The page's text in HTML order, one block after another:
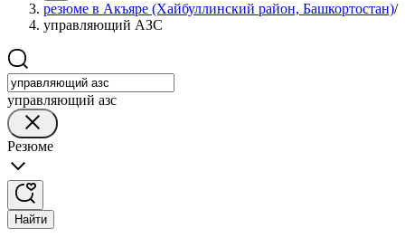
резюме в Акъяре (Хайбуллинский район, Башкортостан)/
управляющий АЗС
управляющий азс
Резюме
Найти